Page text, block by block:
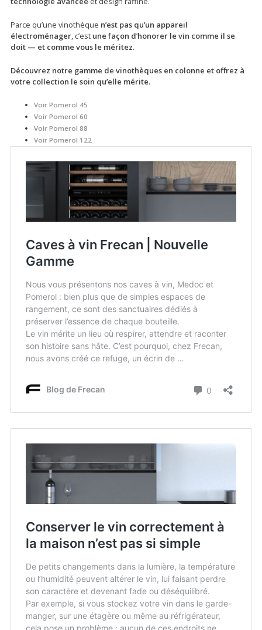
Parce qu’une vinothèque n’est pas qu’un appareil
électroménager, c’est une façon d’honorer le vin comme il se
doit — et comme vous le méritez.
Découvrez notre gamme de vinothèques en colonne et offrez à
votre collection le soin qu’elle mérite.
Voir Pomerol 45
Voir Pomerol 60
Voir Pomerol 88
Voir Pomerol 122